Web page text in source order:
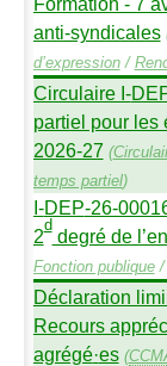
anti-syndicales
d’expression/
Circulaire I-
partiel pour les
2026-27 (
temps partiel)
I-DEP-26-
2ddegré de
Fonction publique/
Déclaration
Recours
agrégé·es (